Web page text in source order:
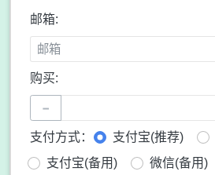
邮箱:
购买:
−
支付方式： 支付宝(推荐)
支付宝(备用)
微信(备用)